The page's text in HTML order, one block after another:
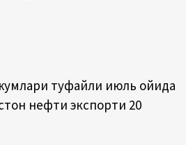
туфайли июль ойида
нефти экспорти 20